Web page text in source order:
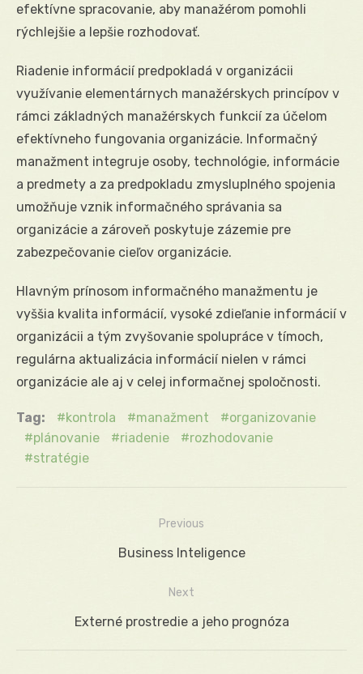
efektívne spracovanie, aby manažérom pomohli
rýchlejšie a lepšie rozhodovať.
Riadenie informácií predpokladá v organizácii
využívanie elementárnych manažérskych princípov v
rámci základných manažérskych funkcií za účelom
efektívneho fungovania organizácie. Informačný
manažment integruje osoby, technológie, informácie
a predmety a za predpokladu zmysluplného spojenia
umožňuje vznik informačného správania sa
organizácie a zároveň poskytuje zázemie pre
zabezpečovanie cieľov organizácie.
Hlavným prínosom informačného manažmentu je
vyššia kvalita informácií, vysoké zdieľanie informácií v
organizácii a tým zvyšovanie spolupráce v tímoch,
regulárna aktualizácia informácií nielen v rámci
organizácie ale aj v celej informačnej spoločnosti.
Tag: kontrola manažment
organizovanie
plánovanie
riadenie
rozhodovanie
stratégie
Navigácia
Previous
Previous
Business Inteligence
Next
Next
Externé prostredie a jeho prognóza